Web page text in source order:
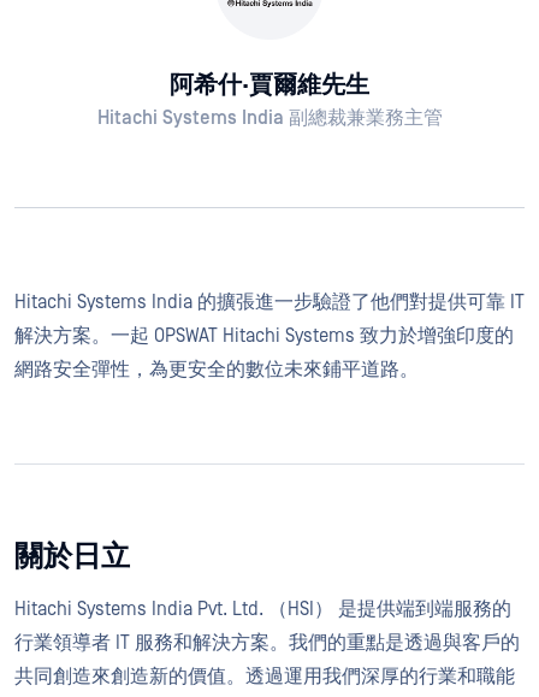
阿希什·賈爾維先生
Hitachi Systems India 副總裁兼業務主管
Hitachi Systems India 的擴張進一步驗證了他們對提供可靠 IT
解決方案。一起 OPSWAT Hitachi Systems 致力於增強印度的
網路安全彈性，為更安全的數位未來鋪平道路。
關於日立
Hitachi Systems India Pvt. Ltd. （HSI） 是提供端到端服務的
行業領導者 IT 服務和解決方案。我們的重點是透過與客戶的
共同創造來創造新的價值。透過運用我們深厚的行業和職能